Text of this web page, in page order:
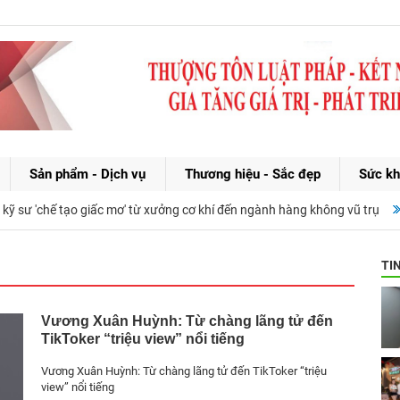
Sản phẩm - Dịch vụ Thương hiệu - Sắc đẹp Sức
'chế tạo giấc mơ' từ xưởng cơ khí đến ngành hàng không vũ trụ
Vương Xuân Huỳnh: Từ chàng lãng tử đến
TikToker “triệu view” nổi tiếng
Vương Xuân Huỳnh: Từ chàng lãng tử đến TikToker “triệu
view” nổi tiếng